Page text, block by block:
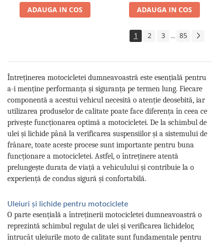
ADAUGA IN COS ADAUGA IN COS
1 2 3 ... 85
Întreținerea motocicletei dumneavoastră este esențială pentru
a-i menține performanța și siguranța pe termen lung. Fiecare
componentă a acestui vehicul necesită o atenție deosebită, iar
utilizarea produselor de calitate poate face diferența în ceea ce
privește funcționarea optimă a motocicletei. De la schimbul de
ulei și lichide până la verificarea suspensiilor și a sistemului de
frânare, toate aceste procese sunt importante pentru buna
funcționare a motocicletei. Astfel, o întreținere atentă
prelungește durata de viață a vehiculului și contribuie la o
experiență de condus sigură și confortabilă.
Uleiuri și lichide pentru motociclete
O parte esențială a întreținerii motocicletei dumneavoastră o
reprezintă schimbul regulat de ulei și verificarea lichidelor,
întrucât uleiurile moto de calitate sunt fundamentale pentru